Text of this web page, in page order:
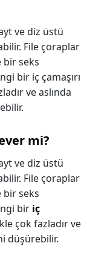
ve diz üstü
File çoraplar
bir seks
bir iç çamaşırı
ve aslında
mi?
ve diz üstü
File çoraplar
bir seks
bir iç
çok fazladır ve
düşürebilir.